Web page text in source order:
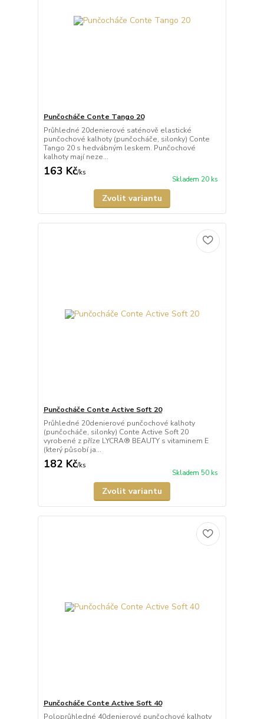
Punčocháče Conte Tango 20
Průhledné 20denierové saténově elastické
punčochové kalhoty (punčocháče, silonky) Conte
Tango 20 s hedvábným leskem. Punčochové
kalhoty mají neze...
163 Kč/ks
Skladem 20 ks
Zvolit variantu
Punčocháče Conte Active Soft 20
Průhledné 20denierové punčochové kalhoty
(punčocháče, silonky) Conte Active Soft 20
vyrobené z příze LYCRA® BEAUTY s vitaminem E
(který působí ja...
182 Kč/ks
Skladem 50 ks
Zvolit variantu
Punčocháče Conte Active Soft 40
Poloprůhledné 40denierové punčochové kalhoty